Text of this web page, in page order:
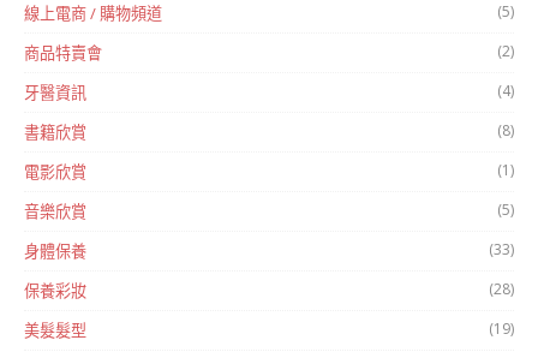
線上電商 / 購物頻道 (5)
商品特賣會 (2)
牙醫資訊 (4)
書籍欣賞 (8)
電影欣賞 (1)
音樂欣賞 (5)
身體保養 (33)
保養彩妝 (28)
美髮髮型 (19)